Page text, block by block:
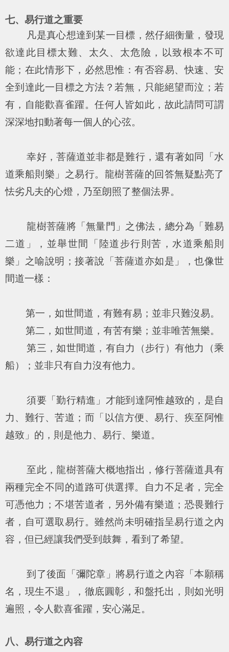
七、易行道之重要
凡是真心想達到某一目標，然仔細衡量，發現
欲達此目標太難、太久、太危險，以致根本不可
能；在此情形下，必然思惟：有否容易、快速、安
全到達此一目標之方法？若無，只能絕望而泣；若
有，自能歡喜雀躍。任何人皆如此，故此請問可謂
深深地扣動著每一個人的心弦。
幸好，菩薩道並非都是難行，還有著如同「水
道乘船則樂」之易行。龍樹菩薩的回答無疑點亮了
怯劣凡夫的心燈，乃至朗照了整個法界。
龍樹菩薩將「無量門」之佛法，總分為「難易
二道」，並舉世間「陸道步行則苦，水道乘船則
樂」之喻說明；接著說「菩薩道亦如是」，也像世
間道一樣：
第一，如世間道，有難有易；並非只難沒易。
第二，如世間道，有苦有樂；並非唯苦無樂。
第三，如世間道，有自力（步行）有他力（乘
船）；並非只有自力沒有他力。
須要「勤行精進」才能到達阿惟越致的，是自
力、難行、苦道；而「以信方便、易行、疾至阿惟
越致」的，則是他力、易行、樂道。
至此，龍樹菩薩大概地指出，修行菩薩道具有
兩種完全不同的道路可供選擇。自力不足者，完全
可憑他力；不堪苦道者，另外備有樂道；恐畏難行
者，自可選取易行。雖然尚未明確指呈易行道之內
容，但已經讓我們受到鼓舞，看到了希望。
到了後面「彌陀章」將易行道之內容「本願稱
名，現生不退」，徹底圓彰，和盤托出，則如光明
遍照，令人歡喜雀躍，安心滿足。
八、易行道之內容